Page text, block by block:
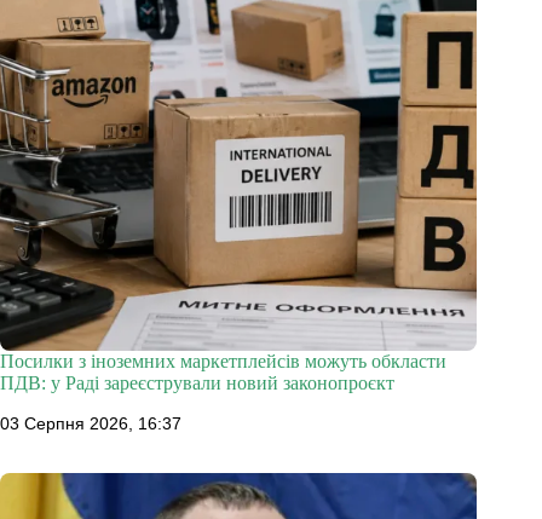
Посилки з іноземних маркетплейсів можуть обкласти
ПДВ: у Раді зареєстрували новий законопроєкт
03 Серпня 2026, 16:37